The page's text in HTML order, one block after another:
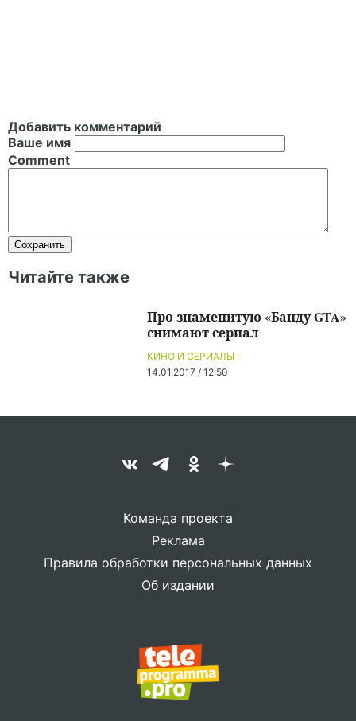
Добавить комментарий
Ваше имя
Comment
Читайте также
КИНО И СЕРИАЛЫ
14.01.2017 / 12:50
Про знаменитую «Банду GTA»
снимают сериал
Команда проекта
Реклама
Правила обработки персональных данных
Об издании